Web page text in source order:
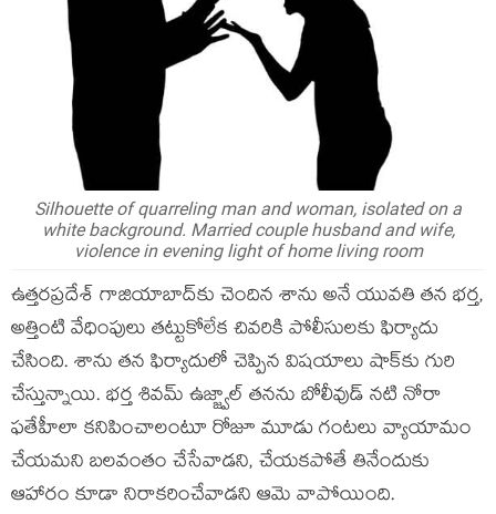
Silhouette of quarreling man and woman, isolated on a
white background. Married couple husband and wife,
violence in evening light of home living room
ఉత్తరప్రదేశ్ గాజియాబాద్‌కు చెందిన శాను అనే యువతి తన భర్త,
అత్తింటి వేధింపులు తట్టుకోలేక చివరికి పోలీసులకు ఫిర్యాదు
చేసింది. శాను తన ఫిర్యాదులో చెప్పిన విషయాలు షాక్‌కు గురి
చేస్తున్నాయి. భర్త శివమ్ ఉజ్జ్వాల్ తనను బోలీవుడ్ నటి నోరా
ఫతేహీలా కనిపించాలంటూ రోజూ మూడు గంటలు వ్యాయామం
చేయమని బలవంతం చేసేవాడని, చేయకపోతే తినేందుకు
ఆహారం కూడా నిరాకరించేవాడని ఆమె వాపోయింది.